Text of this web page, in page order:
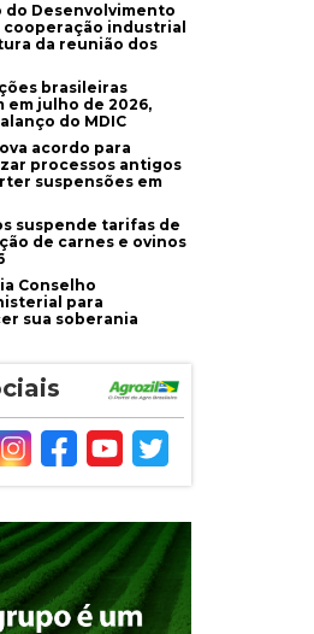
do Desenvolvimento
cooperação industrial
da reunião dos
brasileiras
em julho de 2026,
do MDIC
acordo para
processos antigos
suspensões em
suspende tarifas de
de carnes e ovinos
Conselho
para
sua soberania